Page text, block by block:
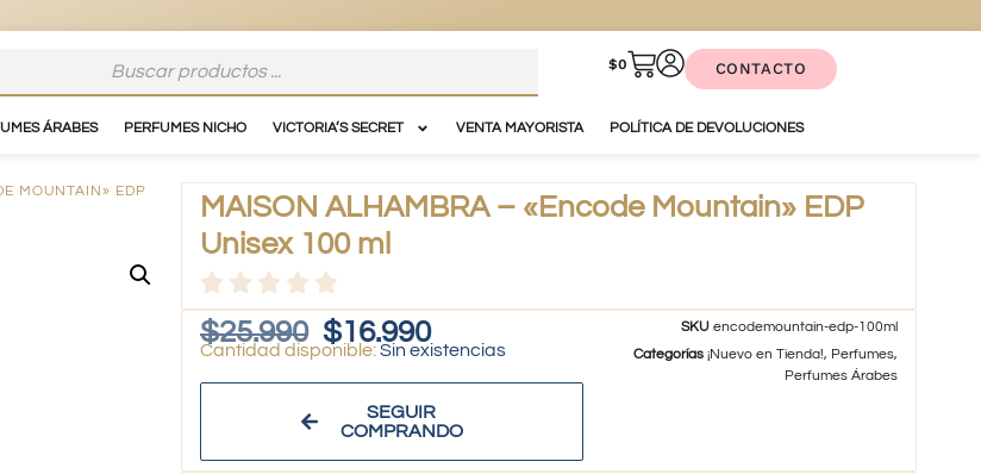
$0 CONTACTO
ÁRABES PERFUMES NICHO VICTORIA’S SECRET VENTA MAYORISTA POLÍTICA DE DEVOLUCIONES
MOUNTAIN» EDP
MAISON ALHAMBRA – «Encode Mountain» EDP
Unisex 100 ml
$25.990 $16.990
Sin existencias
SEGUIR
COMPRANDO
SKUencodemountain-edp-100ml
Categorías ¡Nuevo en Tienda!, Perfumes,
Perfumes Árabes